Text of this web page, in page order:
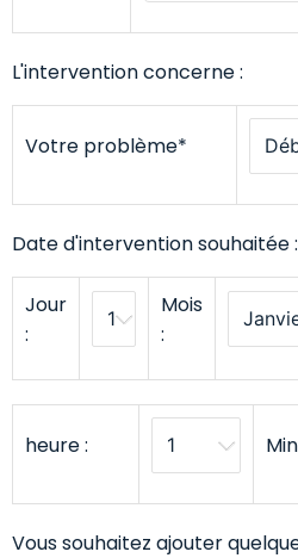
L'intervention concerne :
Votre problème*
Date d'intervention souhaitée :
Jour
:
Mois
:
heure :
Vous souhaitez ajouter